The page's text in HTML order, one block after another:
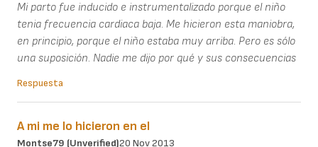
Mi parto fue inducido e instrumentalizado porque el niño
tenia frecuencia cardiaca baja. Me hicieron esta maniobra,
en principio, porque el niño estaba muy arriba. Pero es sólo
una suposición. Nadie me dijo por qué y sus consecuencias
Respuesta
A mi me lo hicieron en el
Montse79 (unverified)20 Nov 2013